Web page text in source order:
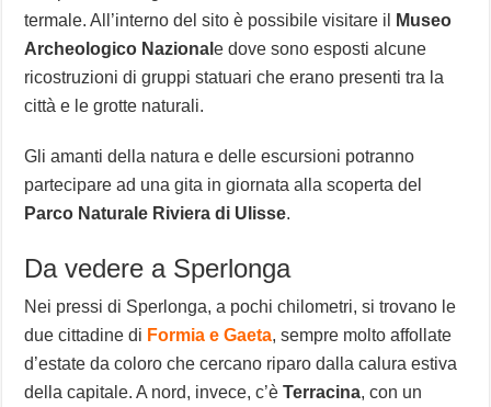
termale. All’interno del sito è possibile visitare il
Museo
Archeologico Nazionale dove sono esposti alcune
ricostruzioni di gruppi statuari che erano presenti tra la
città e le grotte naturali.
Gli amanti della natura e delle escursioni potranno
partecipare ad una gita in giornata alla scoperta del
Parco Naturale Riviera di Ulisse.
Da vedere a Sperlonga
Nei pressi di Sperlonga, a pochi chilometri, si trovano le
due cittadine di Formia e Gaeta, sempre molto affollate
d’estate da coloro che cercano riparo dalla calura estiva
della capitale. A nord, invece, c’èTerracina, con un